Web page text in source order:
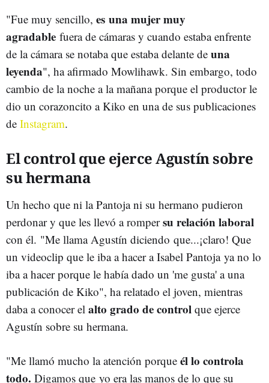
"Fue muy sencillo, es una mujer muy
agradable fuera de cámaras y cuando estaba enfrente
de la cámara se notaba que estaba delante de una
leyenda", ha afirmado Mowlihawk. Sin embargo, todo
cambio de la noche a la mañana porque el productor le
dio un corazoncito a Kiko en una de sus publicaciones
de Instagram.
El control que ejerce Agustín sobre
su hermana
Un hecho que ni la Pantoja ni su hermano pudieron
perdonar y que les llevó a rompersu relación laboral
con él. "Me llama Agustín diciendo que...¡claro! Que
un videoclip que le iba a hacer a Isabel Pantoja ya no lo
iba a hacer porque le había dado un 'me gusta' a una
publicación de Kiko", ha relatado el joven, mientras
daba a conocer el alto grado de control que ejerce
Agustín sobre su hermana.
"Me llamó mucho la atención porque él lo controla
todo. Digamos que yo era las manos de lo que su